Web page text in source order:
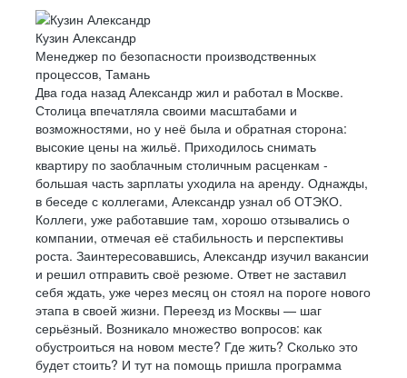
Кузин Александр
Менеджер по безопасности производственных
процессов, Тамань
Два года назад Александр жил и работал в Москве.
Столица впечатляла своими масштабами и
возможностями, но у неё была и обратная сторона:
высокие цены на жильё. Приходилось снимать
квартиру по заоблачным столичным расценкам -
большая часть зарплаты уходила на аренду. Однажды,
в беседе с коллегами, Александр узнал об ОТЭКО.
Коллеги, уже работавшие там, хорошо отзывались о
компании, отмечая её стабильность и перспективы
роста. Заинтересовавшись, Александр изучил вакансии
и решил отправить своё резюме. Ответ не заставил
себя ждать, уже через месяц он стоял на пороге нового
этапа в своей жизни. Переезд из Москвы — шаг
серьёзный. Возникало множество вопросов: как
обустроиться на новом месте? Где жить? Сколько это
будет стоить? И тут на помощь пришла программа